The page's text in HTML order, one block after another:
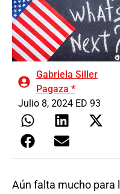
Gabriela Siller
Pagaza *
Julio 8, 2024 ED 93
Aún falta mucho para